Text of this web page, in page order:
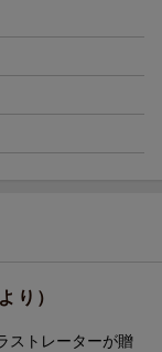
り）
ストレーターが贈